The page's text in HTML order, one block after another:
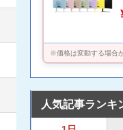
※価格は変動する場合
人気記事ランキ